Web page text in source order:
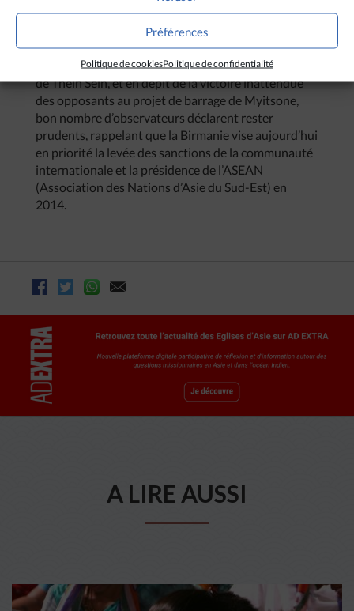
Préférences
Politique de cookiesPolitique de confidentialité
du peuple. C’est ce que tous les gouvernements
Malgré les rencontres maintenant régulières entre la
lauréate du prix Nobel de la paix et le gouvernement
de Thein Sein, et en dépit de la victoire inattendue
des opposants au projet de barrage de Myitsone,
bon nombre d’observateurs déclarent rester
prudents, rappelant que la Birmanie vise aujourd’hui
en priorité la levée des sanctions de la communauté
internationale et la présidence de l’ASEAN
(Association des Nations d’Asie du Sud-Est) en
2014.
A LIRE AUSSI